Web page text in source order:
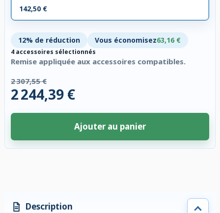
142,50 €
12% de réduction Vous économisez63,16 €
4 accessoires sélectionnés
Remise appliquée aux accessoires compatibles.
2 307,55 €
2 244,39 €
Ajouter au panier
Description